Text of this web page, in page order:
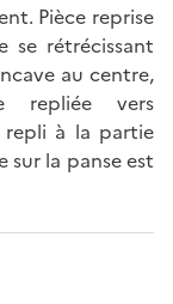
Pièce reprise
se rétrécissant
au centre,
repliée vers
à la partie
la panse est